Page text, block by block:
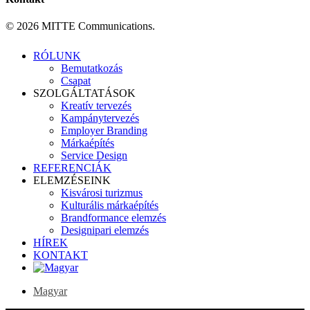
© 2026 MITTE Communications.
Close
RÓLUNK
Bemutatkozás
Csapat
SZOLGÁLTATÁSOK
Kreatív tervezés
Kampánytervezés
Employer Branding
Márkaépítés
Service Design
REFERENCIÁK
ELEMZÉSEINK
Kisvárosi turizmus
Kulturális márkaépítés
Brandformance elemzés
Designipari elemzés
HÍREK
KONTAKT
Magyar